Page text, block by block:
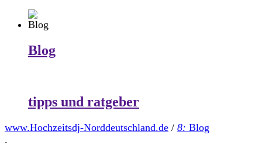
Blog
tipps und ratgeber
www.Hochzeitsdj-Norddeutschland.de / 8: Blog
.